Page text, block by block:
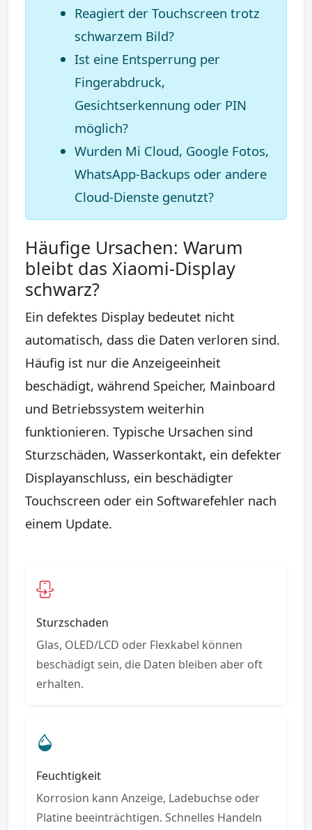
Reagiert der Touchscreen trotz
schwarzem Bild?
Ist eine Entsperrung per
Fingerabdruck,
Gesichtserkennung oder PIN
möglich?
Wurden Mi Cloud, Google Fotos,
WhatsApp-Backups oder andere
Cloud-Dienste genutzt?
Häufige Ursachen: Warum
bleibt das Xiaomi-Display
schwarz?
Ein defektes Display bedeutet nicht
automatisch, dass die Daten verloren sind.
Häufig ist nur die Anzeigeeinheit
beschädigt, während Speicher, Mainboard
und Betriebssystem weiterhin
funktionieren. Typische Ursachen sind
Sturzschäden, Wasserkontakt, ein defekter
Displayanschluss, ein beschädigter
Touchscreen oder ein Softwarefehler nach
einem Update.
Sturzschaden
Glas, OLED/LCD oder Flexkabel können
beschädigt sein, die Daten bleiben aber oft
erhalten.
Feuchtigkeit
Korrosion kann Anzeige, Ladebuchse oder
Platine beeinträchtigen. Schnelles Handeln